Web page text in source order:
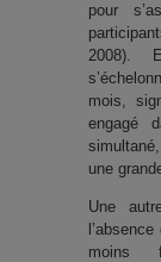
pour
2008).
mois,
engagé
une
Une
moins